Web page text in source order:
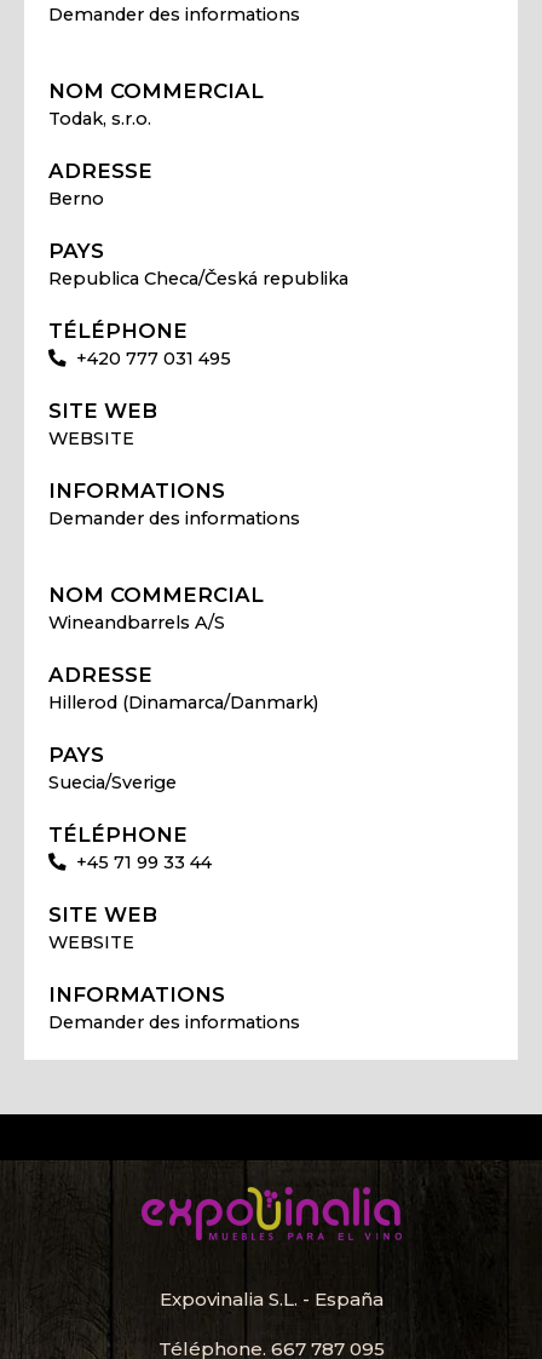
Demander des informations
NOM COMMERCIAL
Todak, s.r.o.
ADRESSE
Berno
PAYS
Republica Checa/Česká republika
TÉLÉPHONE
+420 777 031 495
SITE WEB
WEBSITE
INFORMATIONS
Demander des informations
NOM COMMERCIAL
Wineandbarrels A/S
ADRESSE
Hillerod (Dinamarca/Danmark)
PAYS
Suecia/Sverige
TÉLÉPHONE
+45 71 99 33 44
SITE WEB
WEBSITE
INFORMATIONS
Demander des informations
Expovinalia S.L. - España
Téléphone. 667 787 095